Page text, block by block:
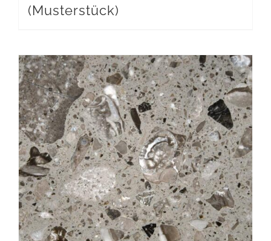
(Musterstück)